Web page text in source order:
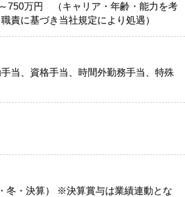
750万円 （キャリア・年齢・能力を考
責に基づき当社規定により処遇）
当、資格手当、時間外勤務手当、特殊
冬・決算） ※決算賞与は業績連動とな